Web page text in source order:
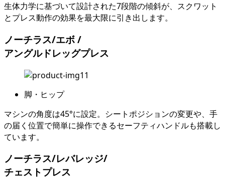
生体力学に基づいて設計された7段階の傾斜が、スクワット
とプレス動作の効果を最大限に引き出します。
ノーチラス/エボ /
アングルドレッグプレス
脚・ヒップ
マシンの角度は45°に設定。シートポジションの変更や、手
の届く位置で簡単に操作できるセーフティハンドルも搭載し
ています。
ノーチラス/レバレッジ/
チェストプレス